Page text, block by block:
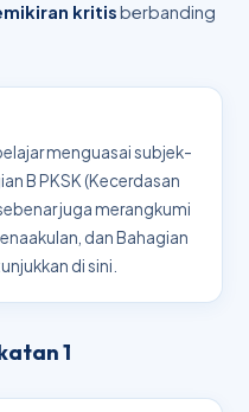
kritisberbanding
menguasai subjek-
B PKSK (Kecerdasan
juga merangkumi
dan Bahagian
di sini.
1